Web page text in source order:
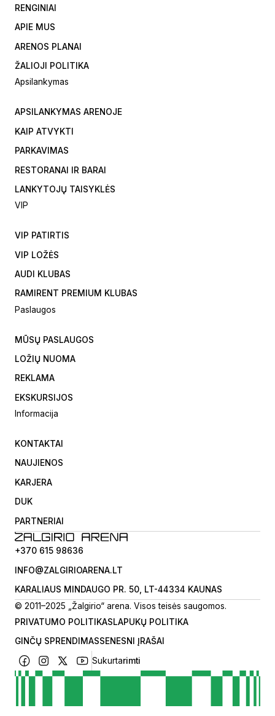
RENGINIAI
APIE MUS
ARENOS PLANAI
ŽALIOJI POLITIKA
Apsilankymas
APSILANKYMAS ARENOJE
KAIP ATVYKTI
PARKAVIMAS
RESTORANAI IR BARAI
LANKYTOJŲ TAISYKLĖS
VIP
VIP PATIRTIS
VIP LOŽĖS
AUDI KLUBAS
RAMIRENT PREMIUM KLUBAS
Paslaugos
MŪSŲ PASLAUGOS
LOŽIŲ NUOMA
REKLAMA
EKSKURSIJOS
Informacija
KONTAKTAI
NAUJIENOS
KARJERA
DUK
PARTNERIAI
+370 615 98636
INFO@ZALGIRIOARENA.LT
KARALIAUS MINDAUGO PR. 50, LT-44334 KAUNAS
© 2011–2025 „Žalgirio“ arena. Visos teisės saugomos.
PRIVATUMO POLITIKASLAPUKŲ POLITIKA
GINČŲ SPRENDIMASSENESNI ĮRAŠAI
Sukurtarimti